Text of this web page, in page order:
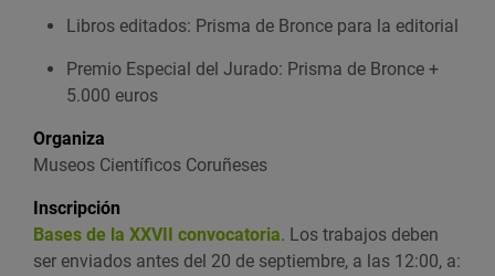
Libros editados: Prisma de Bronce para la editorial
Premio Especial del Jurado: Prisma de Bronce +
5.000 euros
Organiza
Museos Científicos Coruñeses
Inscripción
Bases de la XXVII convocatoria. Los trabajos deben
ser enviados antes del 20 de septiembre, a las 12:00, a: